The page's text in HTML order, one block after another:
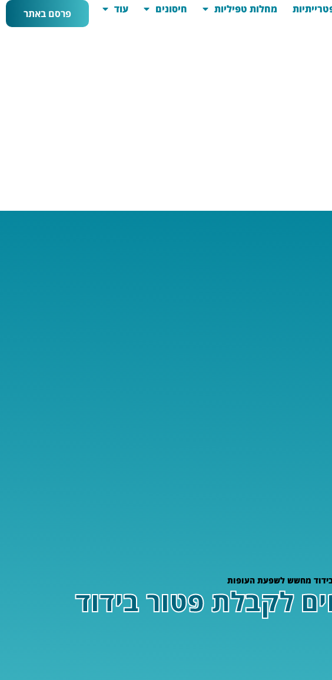
מחלות טפיליות חיסונים עוד פרסם באתר
בידוד מחשש לשפעת העופות
לקבלת פטור בידוד